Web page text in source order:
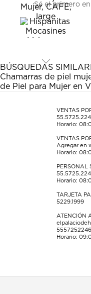
para
calificar
el
artículo
estrella
Esta
acción
abrirá
formulario
para
calificar
el
artículo
estrellas.
Esta
acción
abrirá
de
para
Esta
de
Sé el primero
BÚSQUEDAS
Chamarras de piel
de Piel para Mujer en
VENTAS
Horario:
VENTAS
Agregar en
Horario:
PERSONAL
Horario:
TARJETA
5229.1999
ATENCIÓN
5557252246
Horario: